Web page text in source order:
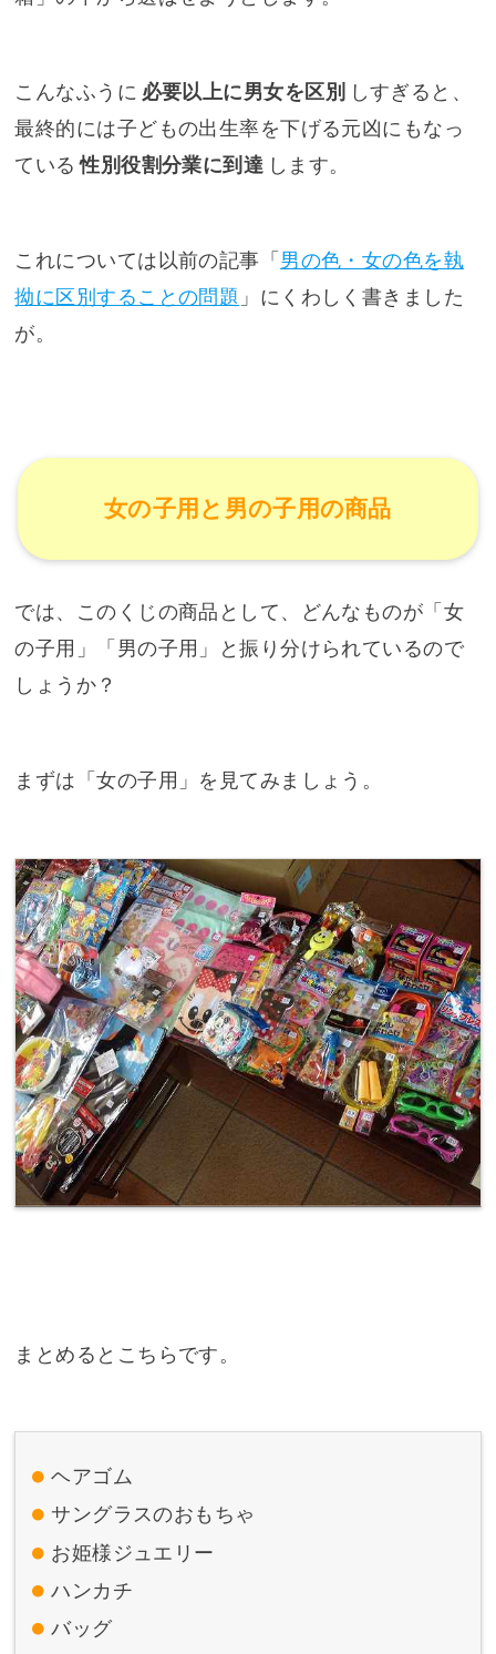
こんなふうに 必要以上に男女を区別 しすぎると、
最終的には子どもの出生率を下げる元凶にもなっ
ている 性別役割分業に到達 します。
これについては以前の記事「 男の色・女の色を執
拗に区別することの問題 」にくわしく書きました
が。
女の子用と男の子用の商品
では、このくじの商品として、どんなものが「女
の子用」「男の子用」と振り分けられているので
しょうか？
まずは「女の子用」を見てみましょう。
まとめるとこちらです。
ヘアゴム
サングラスのおもちゃ
お姫様ジュエリー
ハンカチ
バッグ